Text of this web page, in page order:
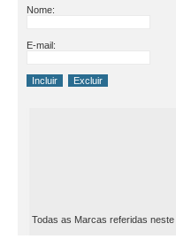
Nome:
E-mail:
Todas as Marcas referidas